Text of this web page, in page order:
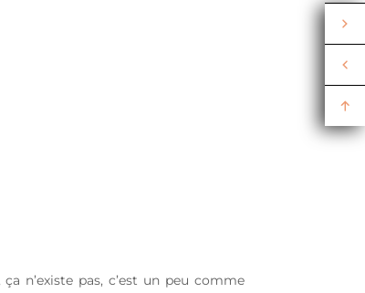
n’existe pas, c’est un peu comme